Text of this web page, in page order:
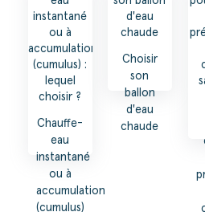
Chauffe-
eau
instantané
ou à
accumulation
(cumulus)
Choisir
son
ballon
d'eau
chaude